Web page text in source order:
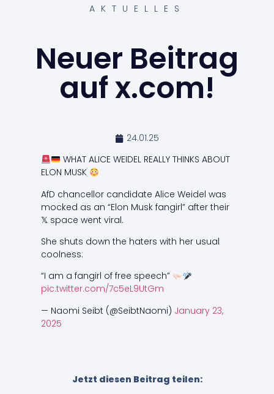
AKTUELLES
Neuer Beitrag
auf x.com!
24.01.25
WHAT ALICE WEIDEL REALLY THINKS ABOUT
ELON MUSK
AfD chancellor candidate Alice Weidel was
mocked as an “Elon Musk fangirl” after their
𝕏 space went viral.
She shuts down the haters with her usual
coolness:
“I am a fangirl of free speech”
pic.twitter.com/7c5eL9UtGm
— Naomi Seibt (@SeibtNaomi) January 23,
2025
Jetzt diesen Beitrag teilen: